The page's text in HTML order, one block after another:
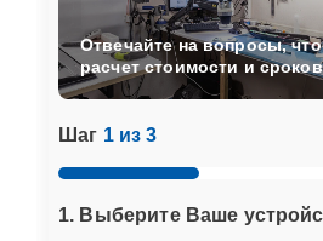
Шаг 1 из 3
1. Выберите Ваше
Отвечайте на вопросы,
расчет стоимости и сроков